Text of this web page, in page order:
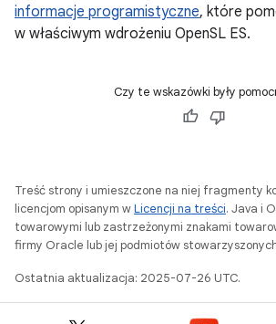
informacje programistyczne, które
w właściwym wdrożeniu OpenSL ES.
Czy te wskazówki były
Treść strony i umieszczone na niej fragmenty
licencjom opisanym wLicencji na treści. Java i
towarowymi lub zastrzeżonymi znakami
firmy Oracle lub jej podmiotów
Ostatnia aktualizacja: 2025-07-26 UTC.